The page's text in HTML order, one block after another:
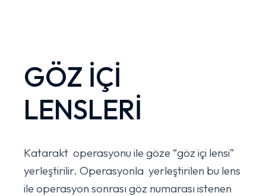
GÖZ İÇİ
LENSLERİ
Katarakt operasyonu ile göze “göz içi lensi”
yerleştirilir. Operasyonla yerleştirilen bu lens
ile operasyon sonrası göz numarası istenen